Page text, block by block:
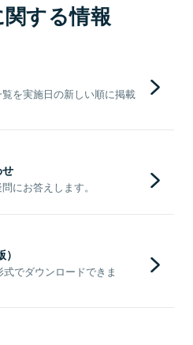
する情報
を実施日の新しい順に掲載
にお答えします。
でダウンロードできま